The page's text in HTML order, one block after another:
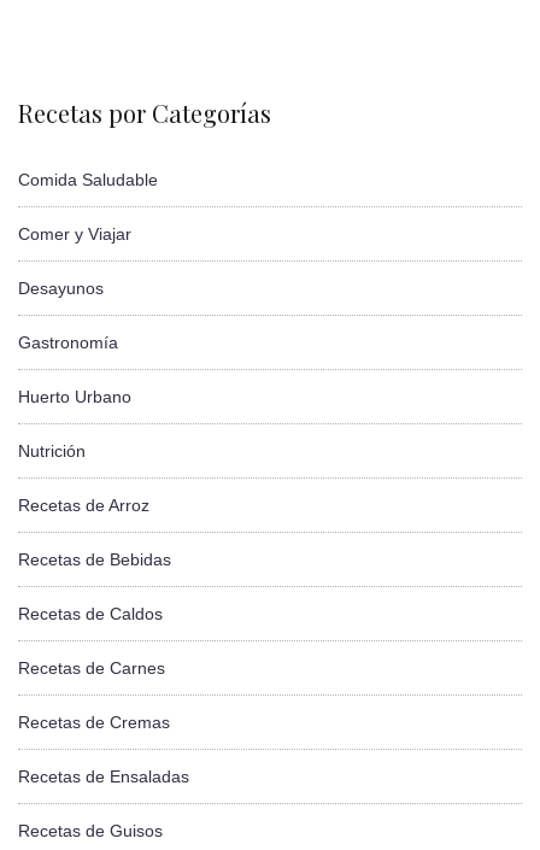
Recetas por Categorías
Comida Saludable
Comer y Viajar
Desayunos
Gastronomía
Huerto Urbano
Nutrición
Recetas de Arroz
Recetas de Bebidas
Recetas de Caldos
Recetas de Carnes
Recetas de Cremas
Recetas de Ensaladas
Recetas de Guisos